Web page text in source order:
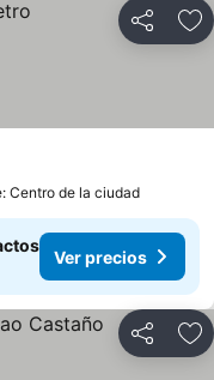
Compartir
Centro de la ciudad
Ver precios
Compartir